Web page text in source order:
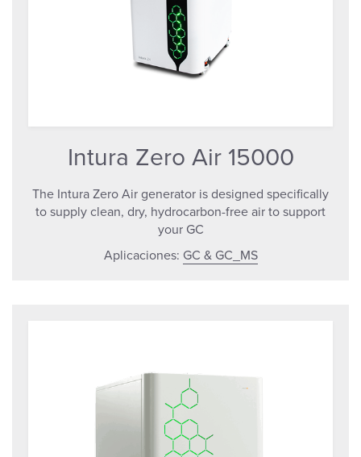
Intura Zero Air 15000
The Intura Zero Air generator is designed specifically
to supply clean, dry, hydrocarbon-free air to support
your GC
Aplicaciones: GC & GC_MS